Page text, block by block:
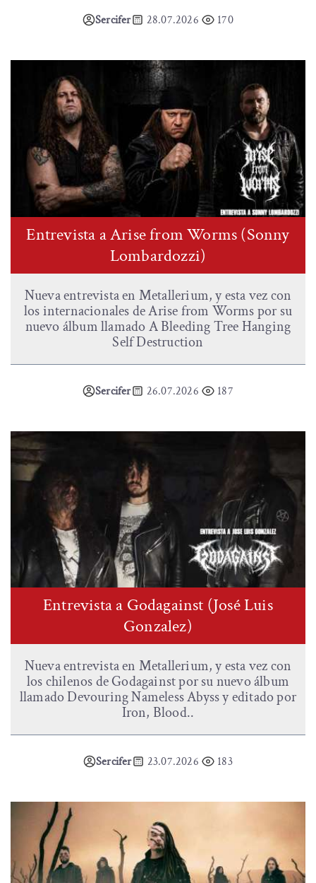
Sercifer 28.07.2026 170
Entrevista a Arise from Worms (Sonny
Lombardozzi)
Nueva entrevista en Metallerium, y esta vez con
los internacionales de Arise from Worms por su
nuevo álbum llamado A Bleeding Tree Hanging
Self Destruction
Sercifer 26.07.2026 187
Entrevista a Godagainst (José Luis
Gonzalez)
Nueva entrevista en Metallerium, y esta vez con
los chilenos de Godagainst por su nuevo álbum
llamado Devouring Nameless Abyss y editado por
Iron, Blood..
Sercifer 23.07.2026 183